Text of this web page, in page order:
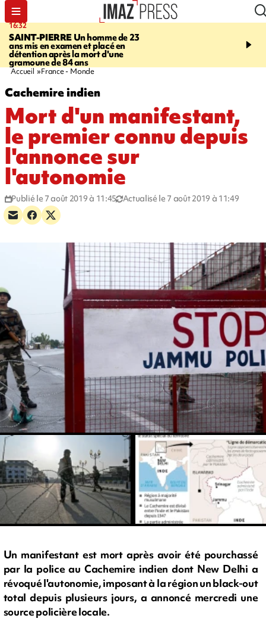
16:32
SAINT-PIERREUn homme de 23
ans mis en examen et placé en
détention après la mort d'une
gramoune de 84 ans
21:08
et Turquie scellent un
Accueil France - Monde
Cachemire indien
Mort d'un manifestant,
le premier connu depuis
l'annonce sur
l'autonomie
Publié le 7 août 2019 à 11:45 Actualisé le 7 août 2019 à 11:49
Un manifestant est mort après avoir été pourchassé
par la police au Cachemire indien dont New Delhi a
révoqué l'autonomie, imposant à la région un black-out
total depuis plusieurs jours, a annoncé mercredi une
source policière locale.